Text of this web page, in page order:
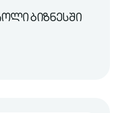
ბიზნესში